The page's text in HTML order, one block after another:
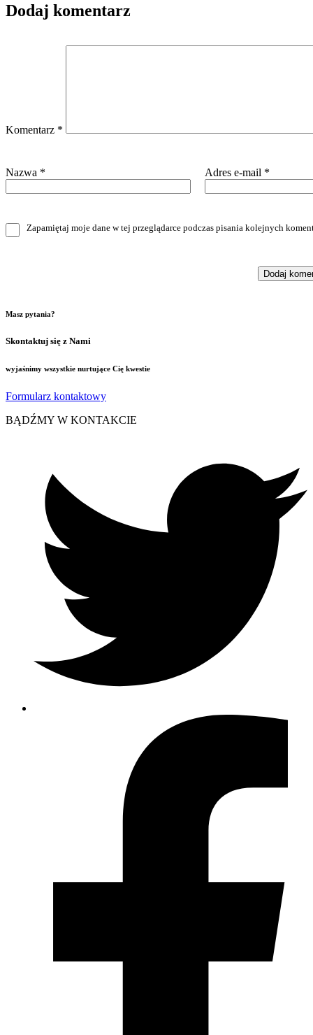
Dodaj komentarz
Komentarz *
Nazwa * Adres e-mail *
Zapamiętaj moje dane w tej przeglądarce podczas pisania kolejnych
Masz pytania?
Skontaktuj się z Nami
wyjaśnimy wszystkie nurtujące Cię kwestie
Formularz kontaktowy
BĄDŹMY W KONTAKCIE